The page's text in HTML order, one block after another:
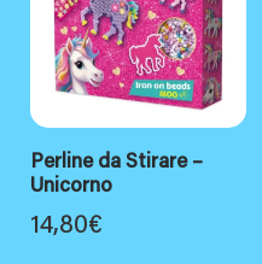
Perline da Stirare –
Unicorno
14,80€